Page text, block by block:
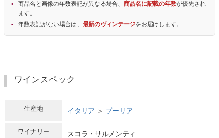
商品名と画像の年数表記が異なる場合、 商品名に記載の年数が優先され
ます。
年数表記がない場合は、 最新のヴィンテージをお届けします。
ワインスペック
生産地 イタリア ＞ プーリア
ワイナリー スコラ・サルメンティ